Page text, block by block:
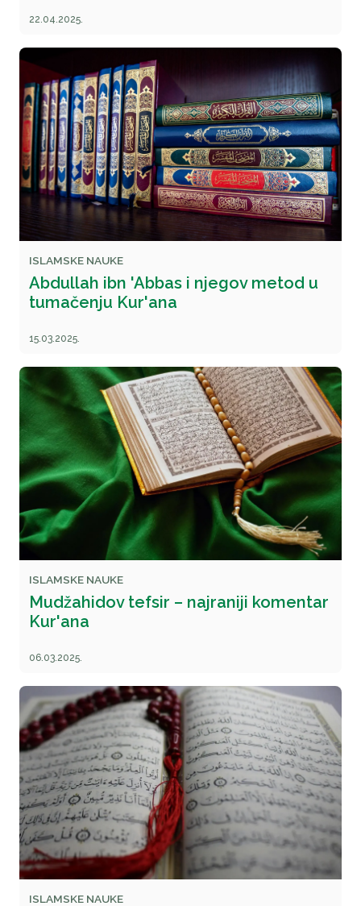
22.04.2025.
ISLAMSKE NAUKE
Abdullah ibn 'Abbas i njegov metod u
tumačenju Kur'ana
15.03.2025.
ISLAMSKE NAUKE
Mudžahidov tefsir – najraniji komentar
Kur'ana
06.03.2025.
ISLAMSKE NAUKE